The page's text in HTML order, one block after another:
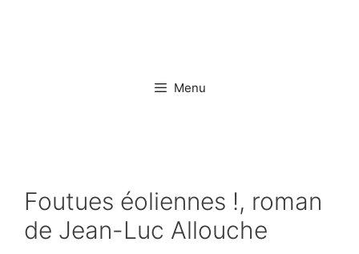
Menu
Foutues éoliennes !, roman
de Jean-Luc Allouche